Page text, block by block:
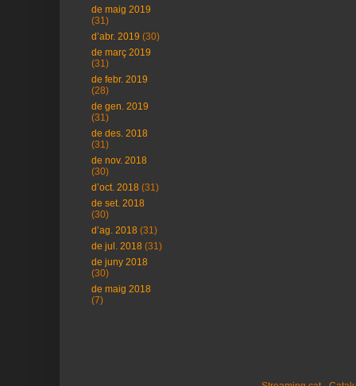
de maig 2019
(31)
d’abr. 2019 (30)
de març 2019
(31)
de febr. 2019
(28)
de gen. 2019
(31)
de des. 2018
(31)
de nov. 2018
(30)
d’oct. 2018 (31)
de set. 2018
(30)
d’ag. 2018 (31)
de jul. 2018 (31)
de juny 2018
(30)
de maig 2018
(7)